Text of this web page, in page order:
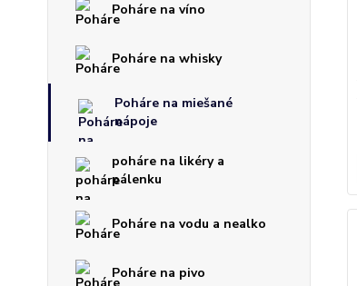
Poháre na víno
Poháre na whisky
Poháre na miešané
nápoje
poháre na likéry a
pálenku
Poháre na vodu a nealko
Poháre na pivo